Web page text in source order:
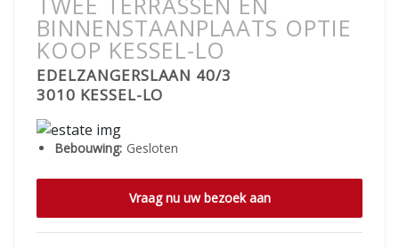
BINNENSTAANPLAATS OPTIE
KOOP KESSEL-LO
EDELZANGERSLAAN 40/3
3010 KESSEL-LO
Bebouwing: Gesloten
Vraag nu uw bezoek aan